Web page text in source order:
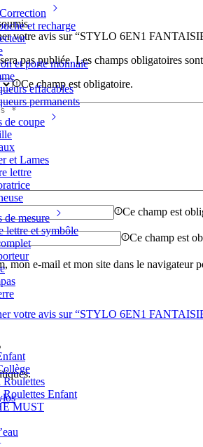
et recharge
et porte monnaie
effacables
permanents
de coupe
et Lames
lettre
de mesure
lettre et symbôle
Roulettes
Roulettes Enfant
MUST
votre avis sur “STYLO 6EN1
pas publiée. Les champs obligatoires
Ce champ est obligatoire.
Ce champ est
Ce champ est
mon e-mail et mon site dans le navigateur
votre avis sur “STYLO 6EN1